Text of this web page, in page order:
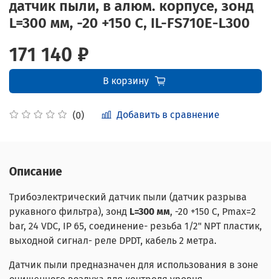
датчик пыли, в алюм. корпусе, зонд
L=300 мм, -20 +150 С, IL-FS710E-L300
(0) Добавить в сравнение
171 140 ₽
В корзину
Описание
Трибоэлектрический датчик пыли (датчик разрыва
рукавного фильтра), зонд L=300 мм, -20 +150 С, Pmax=2
bar, 24 VDC, IP 65, соединение- резьба 1/2" NPT пластик,
выходной сигнал- реле DPDT, кабель 2 метра.
Датчик пыли предназначен для использования в зоне